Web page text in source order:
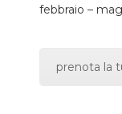
febbraio –
prenota la